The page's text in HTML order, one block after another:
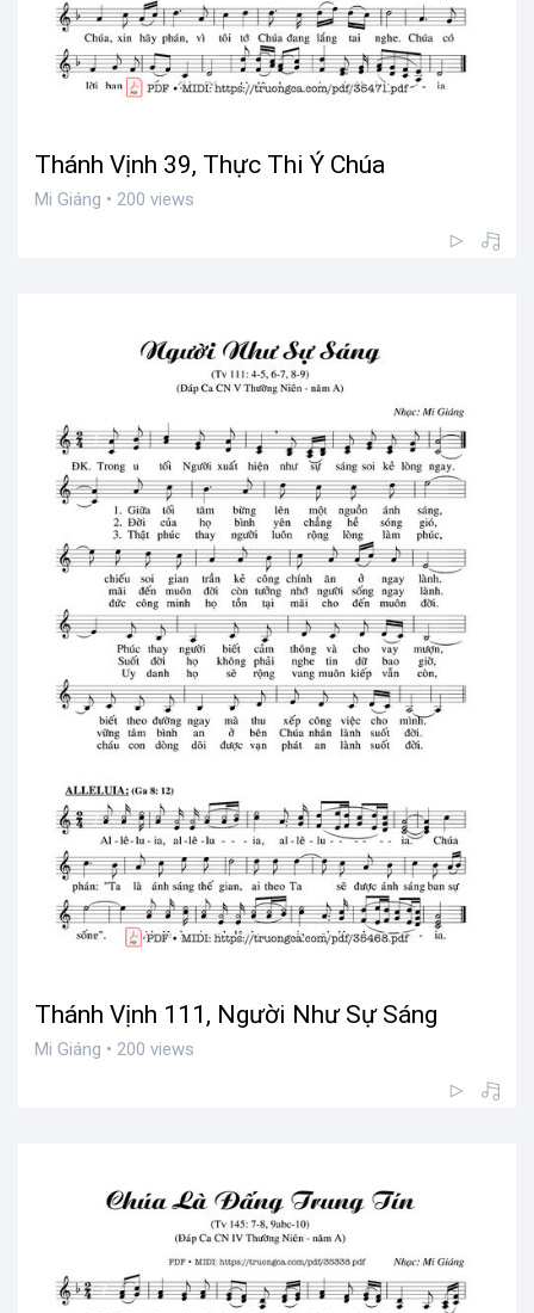
Thánh Vịnh 39, Thực Thi Ý Chúa
Mi Giáng • 200 views
Thánh Vịnh 111, Người Như Sự Sáng
Mi Giáng • 200 views